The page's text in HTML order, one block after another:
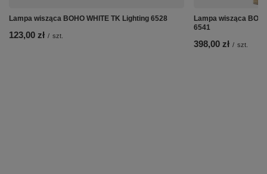
Lampa wisząca BOHO WHITE TK Lighting 6528
123,00 zł / szt.
Lampa wisząca
6541
398,00 zł / szt.